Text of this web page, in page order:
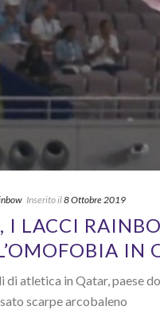
Inserito il8 Ottobre 2019
I LACCI
IN
di atletica in Qatar, paese
scarpe arcobaleno